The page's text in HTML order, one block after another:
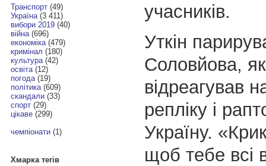
Транспорт(49)
Україна(3 411)
вибори 2019(40)
війна(696)
економіка(479)
кримінал (180)
культура(42)
освіта(12)
погода(19)
політика(609)
скандали(33)
спорт(29)
цікаве(299)
чемпіонати(1)
Хмарка тегів
учасників.
Уткін
Соловйова,
відреагував
репліку і
Україну.
щоб тебе всі